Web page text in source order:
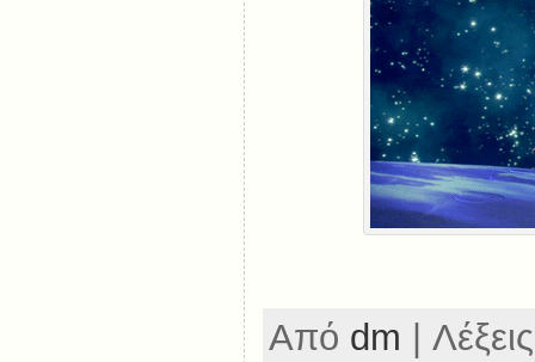
Από dm |